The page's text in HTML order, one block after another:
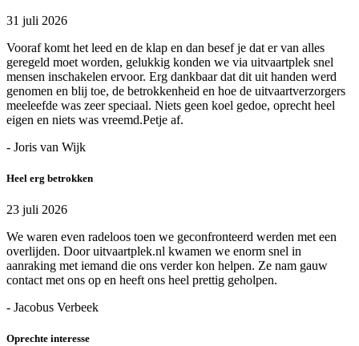
31 juli 2026
Vooraf komt het leed en de klap en dan besef je dat er van alles
geregeld moet worden, gelukkig konden we via uitvaartplek snel
mensen inschakelen ervoor. Erg dankbaar dat dit uit handen werd
genomen en blij toe, de betrokkenheid en hoe de uitvaartverzorgers
meeleefde was zeer speciaal. Niets geen koel gedoe, oprecht heel
eigen en niets was vreemd.Petje af.
- Joris van Wijk
Heel erg betrokken
23 juli 2026
We waren even radeloos toen we geconfronteerd werden met een
overlijden. Door uitvaartplek.nl kwamen we enorm snel in
aanraking met iemand die ons verder kon helpen. Ze nam gauw
contact met ons op en heeft ons heel prettig geholpen.
- Jacobus Verbeek
Oprechte interesse